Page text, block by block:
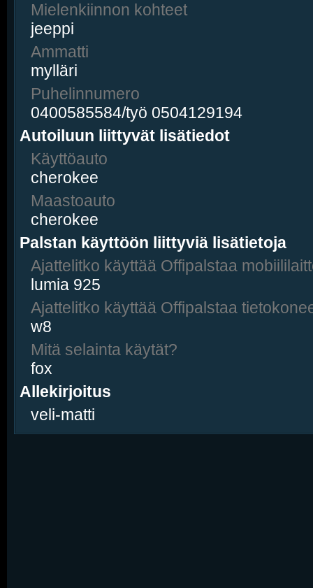
Mielenkiinnon kohteet
jeeppi
Ammatti
mylläri
Puhelinnumero
0400585584/työ 0504129194
Autoiluun liittyvät lisätiedot
Käyttöauto
cherokee
Maastoauto
cherokee
Palstan käyttöön liittyviä lisätietoja
Ajattelitko käyttää Offipalstaa
lumia 925
Ajattelitko käyttää Offipalstaa
w8
Mitä selainta käytät?
fox
Allekirjoitus
veli-matti